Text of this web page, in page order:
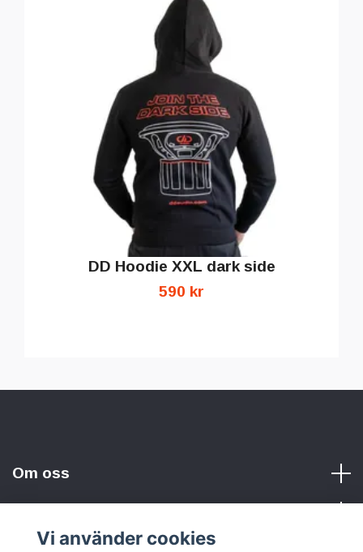
DD Hoodie XXL dark side
590 kr
Om oss
Vi använder cookies